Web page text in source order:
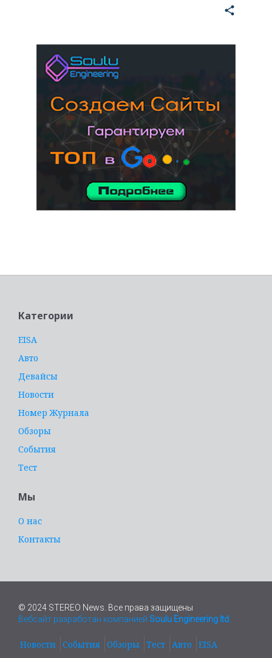
share
Категории
EISA
Авто
Девайсы
Новости
Номер Журнала
Обзоры
События
Тест
Мы
О нас
Контакты
© 2024 STEREO News. Все права защищены
Вебсайт разработан компанией Soulu Engineering ltd.
Новости События Обзоры Тест Авто EISA